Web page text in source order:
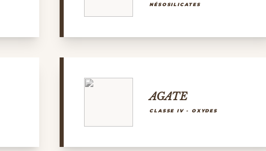
NÉSOSILICATES
AGATE
CLASSE IV - OXYDES